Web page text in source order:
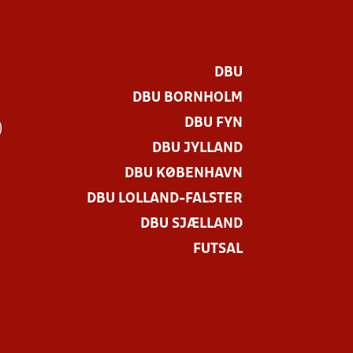
DBU
DBU BORNHOLM
DBU FYN
DBU JYLLAND
DBU KØBENHAVN
DBU LOLLAND-FALSTER
DBU SJÆLLAND
FUTSAL